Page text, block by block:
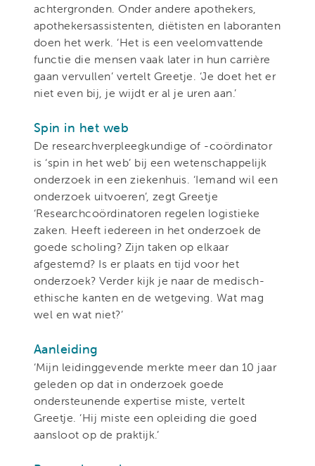
achtergronden. Onder andere apothekers,
apothekersassistenten, diëtisten en laboranten
doen het werk. ‘Het is een veelomvattende
functie die mensen vaak later in hun carrière
gaan vervullen’ vertelt Greetje. ‘Je doet het er
niet even bij, je wijdt er al je uren aan.’
Spin in het web
De researchverpleegkundige of -coördinator
is ‘spin in het web’ bij een wetenschappelijk
onderzoek in een ziekenhuis. ‘Iemand wil een
onderzoek uitvoeren’, zegt Greetje
‘Researchcoördinatoren regelen logistieke
zaken. Heeft iedereen in het onderzoek de
goede scholing? Zijn taken op elkaar
afgestemd? Is er plaats en tijd voor het
onderzoek? Verder kijk je naar de medisch-
ethische kanten en de wetgeving. Wat mag
wel en wat niet?’
Aanleiding
‘Mijn leidinggevende merkte meer dan 10 jaar
geleden op dat in onderzoek goede
ondersteunende expertise miste, vertelt
Greetje. ‘Hij miste een opleiding die goed
aansloot op de praktijk.’